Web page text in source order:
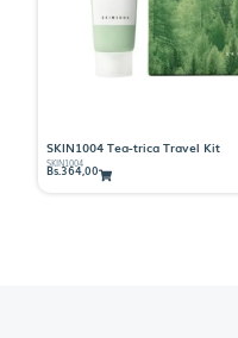
SKIN1004 Tea-trica Travel Kit
SKIN1004
Bs.364,00